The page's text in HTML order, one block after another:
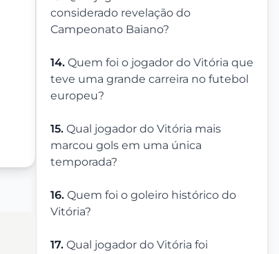
considerado revelação do
Campeonato Baiano?
14. Quem foi o jogador do Vitória que
teve uma grande carreira no futebol
europeu?
15. Qual jogador do Vitória mais
marcou gols em uma única
temporada?
16. Quem foi o goleiro histórico do
Vitória?
17. Qual jogador do Vitória foi